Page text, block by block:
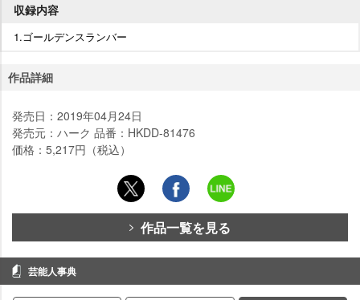
収録内容
1.ゴールデンスランバー
作品詳細
発売日：2019年04月24日
発売元：ハーク 品番：HKDD-81476
価格：5,217円（税込）
作品一覧を見る
芸能人事典